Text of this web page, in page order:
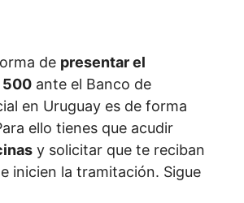
de presentar el
500 ante el Banco de
en Uruguay es de forma
ello tienes que acudir
y solicitar que te reciban
inicien la tramitación. Sigue